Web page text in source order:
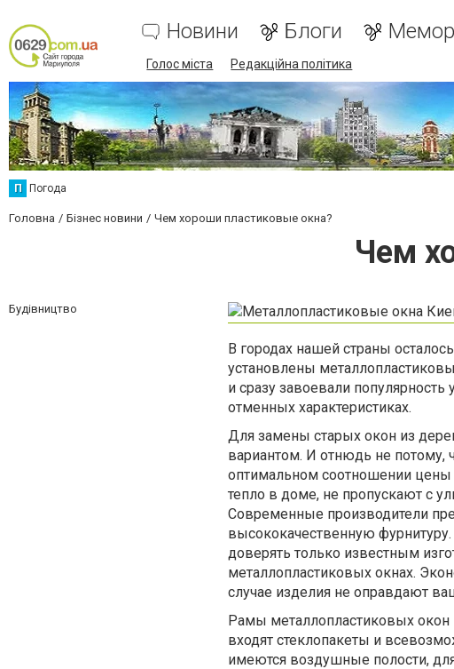
Новини Блоги
Голос міста Редакційна політика
П Погода
Головна Бізнес новини Чем хороши пластиковые окна?
Чем
Будівництво
В городах нашей страны
установлены
и сразу завоевали
отменных характеристиках.
Для замены старых окон из
вариантом. И отнюдь не потому,
оптимальном соотношении цены
тепло в доме, не пропускают с
Современные производители
высококачественную
доверять только известным
металлопластиковых окнах.
случае изделия не оправдают
Рамы металлопластиковых
входят стеклопакеты и
имеются воздушные полости,